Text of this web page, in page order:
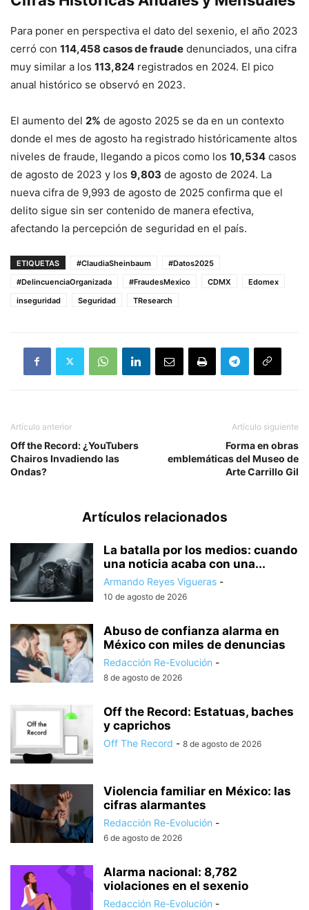
Para poner en perspectiva el dato del sexenio, el año 2023
cerró con 114,458 casos de fraude denunciados, una cifra
muy similar a los 113,824 registrados en 2024. El pico
anual histórico se observó en 2023.
El aumento del 2% de agosto 2025 se da en un contexto
donde el mes de agosto ha registrado históricamente altos
niveles de fraude, llegando a picos como los 10,534 casos
de agosto de 2023 y los 9,803 de agosto de 2024. La
nueva cifra de 9,993 de agosto de 2025 confirma que el
delito sigue sin ser contenido de manera efectiva,
afectando la percepción de seguridad en el país.
ETIQUETAS #ClaudiaSheinbaum
#Datos2025
#DelincuenciaOrganizada
#FraudesMexico CDMX
Edomex
inseguridad
Seguridad TResearch
Artículo anterior
Off the Record: ¿YouTubers
Chairos Invadiendo las
Ondas?
Artículo siguiente
Forma en obras
emblemáticas del Museo de
Arte Carrillo Gil
Artículos relacionados
La batalla por los medios: cuando
una noticia acaba con una...
Armando Reyes Vigueras -
10 de agosto de 2026
Abuso de confianza alarma en
México con miles de denuncias
Redacción Re-Evolución -
8 de agosto de 2026
Off the Record: Estatuas, baches
y caprichos
Off The Record - 8 de agosto de 2026
Violencia familiar en México: las
cifras alarmantes
Redacción Re-Evolución -
6 de agosto de 2026
Alarma nacional: 8,782
violaciones en el sexenio
Redacción Re-Evolución -